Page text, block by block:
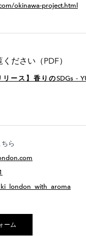
okinawa-project.html
ださい（PDF）
リース】香りのSDGs -
ら
ーム